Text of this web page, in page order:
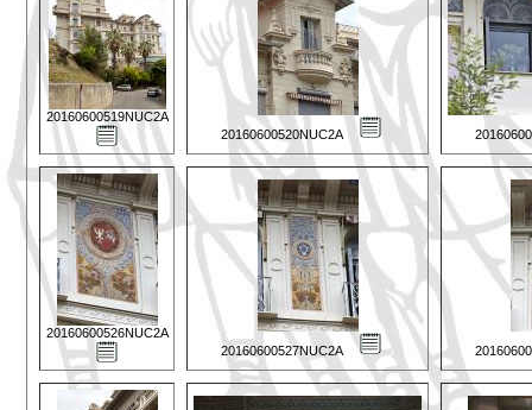
20160600519NUC2A
20160600520NUC2A
20160600526NUC2A
20160600527NUC2A